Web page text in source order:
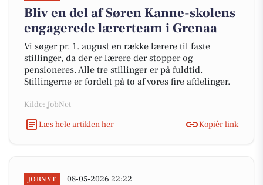
Bliv en del af Søren Kanne-skolens
engagerede lærerteam i Grenaa
Vi søger pr. 1. august en række lærere til faste
stillinger, da der er lærere der stopper og
pensioneres. Alle tre stillinger er på fuldtid.
Stillingerne er fordelt på to af vores fire afdelinger.
Kilde: JobNet
Læs hele artiklen her
Kopiér link
JOBNYT 08-05-2026 22:22